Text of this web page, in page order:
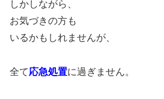
しかしながら、
お気づきの方も
いるかもしれませんが、
全て応急処置に過ぎません。